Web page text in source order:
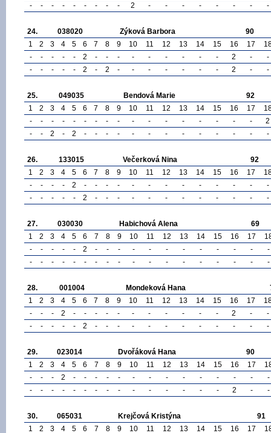
-
- - - - - - - - 2 - - - - - - - -
24. 038020 Zýková Barbora
90
1
2 3 4 5 6 7 8 9 10 11 12 13 14 15 16 17
-
- - - - 2 - - - - - - - - - 2 -
-
-
- - - - 2 - 2 - - - - - - - 2 - -
25. 049035 Bendová Marie
92
1
2 3 4 5 6 7 8 9 10 11 12 13 14 15 16 17
-
- - - - - - - - - - - - - - - -
2
-
- 2 - 2 - - - - - - - - - - - - -
26. 133015 Večerková Nina
92
1
2 3 4 5 6 7 8 9 10 11 12 13 14 15 16 17
-
- - - 2 - - - - - - - - - - - -
-
-
- - - - 2 - - - - - - - - - - - -
27. 030030 Habichová Alena
69
1
2 3 4 5 6 7 8 9 10 11 12 13 14 15 16 17
-
- - - - 2 - - - - - - - - - - -
-
-
- - - - - - - - - - - - - - - - -
28. 001004 Mondeková Hana
1
2 3 4 5 6 7 8 9 10 11 12 13 14 15 16 17
-
- - 2 - - - - - - - - - - - 2 -
-
-
- - - - 2 - - - - - - - - - - - -
29. 023014 Dvořáková Hana
90
1
2 3 4 5 6 7 8 9 10 11 12 13 14 15 16 17
-
- - 2 - - - - - - - - - - - - -
-
-
- - - - - - - - - - - - - - 2 - -
30. 065031 Krejčová Kristýna
91
1
2 3 4 5 6 7 8 9 10 11 12 13 14 15 16 17